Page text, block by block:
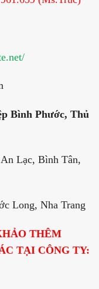
Bình Phước, Thủ
Lạc, Bình Tân,
Long, Nha Trang
THÊM
TẠI CÔNG TY: